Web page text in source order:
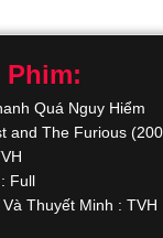
Quá Nguy Hiểm
and The Furious
Full
Thuyết Minh : TVH